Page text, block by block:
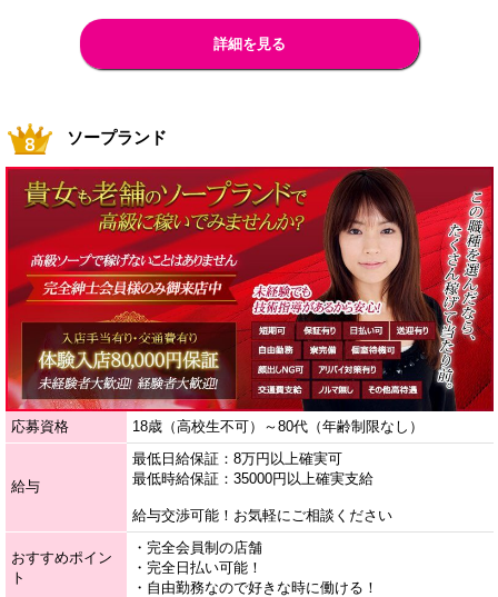
詳細を見る
ソープランド
応募資格 18歳（高校生不可）～80代（年齢制限なし）
給与
最低日給保証：8万円以上確実可
最低時給保証：35000円以上確実支給
給与交渉可能！お気軽にご相談ください
おすすめポイン
ト
・完全会員制の店舗
・完全日払い可能！
・自由勤務なので好きな時に働ける！